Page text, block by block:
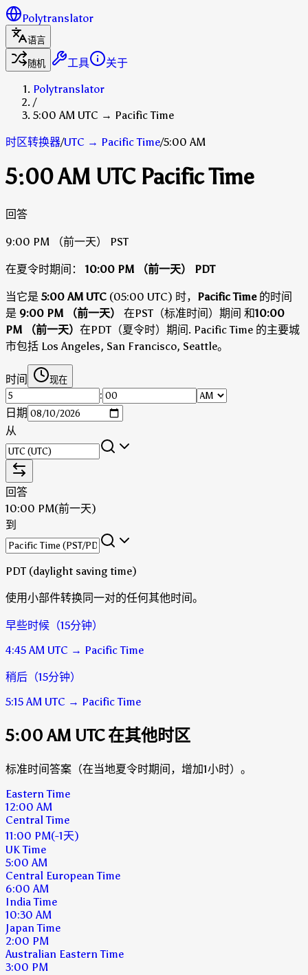
Polytranslator
语言
随机
工具
关于
Polytranslator
/
5:00 AM UTC → Pacific Time
时区转换器/UTC → Pacific Time/5:00 AM
5:00 AM UTC Pacific Time
回答
9:00 PM （前一天） PST
在夏令时期间： 10:00 PM （前一天） PDT
当它是 5:00 AM UTC (05:00 UTC) 时， Pacific Time的时间
是 9:00 PM （前一天） 在PST（标准时间）期间 和10:00
PM （前一天） 在PDT（夏令时）期间. Pacific Time 的主要城
市包括 Los Angeles, San Francisco, Seattle。
时间 现在
:
日期
从
回答
10:00 PM(前一天)
到
PDT (daylight saving time)
使用小部件转换同一对的任何其他时间。
早些时候（15分钟）
4:45 AM UTC → Pacific Time
稍后（15分钟）
5:15 AM UTC → Pacific Time
5:00 AM UTC 在其他时区
标准时间答案（在当地夏令时期间，增加1小时）。
Eastern Time
12:00 AM
Central Time
11:00 PM(-1天)
UK Time
5:00 AM
Central European Time
6:00 AM
India Time
10:30 AM
Japan Time
2:00 PM
Australian Eastern Time
3:00 PM